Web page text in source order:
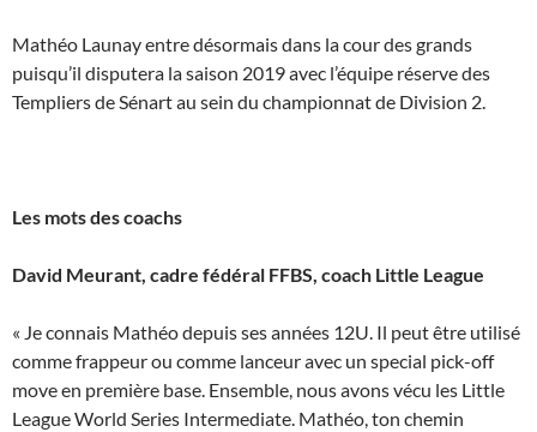
Mathéo Launay entre désormais dans la cour des grands
puisqu’il disputera la saison 2019 avec l’équipe réserve des
Templiers de Sénart au sein du championnat de Division 2.
Les mots des coachs
David Meurant, cadre fédéral FFBS, coach Little League
« Je connais Mathéo depuis ses années 12U. Il peut être utilisé
comme frappeur ou comme lanceur avec un special pick-off
move en première base. Ensemble, nous avons vécu les Little
League World Series Intermediate. Mathéo, ton chemin